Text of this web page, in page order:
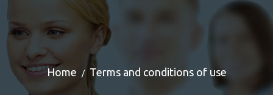
Home Terms and conditions of use